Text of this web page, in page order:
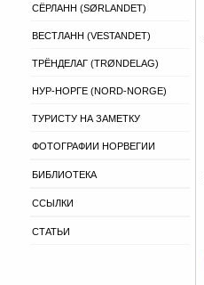
СЁРЛАНН (SØRLANDET)
ВЕСТЛАНН (VESTANDET)
ТРЁНДЕЛАГ (TRØNDELAG)
НУР-НОРГЕ (NORD-NORGE)
ТУРИСТУ НА ЗАМЕТКУ
ФОТОГРАФИИ НОРВЕГИИ
БИБЛИОТЕКА
ССЫЛКИ
СТАТЬИ